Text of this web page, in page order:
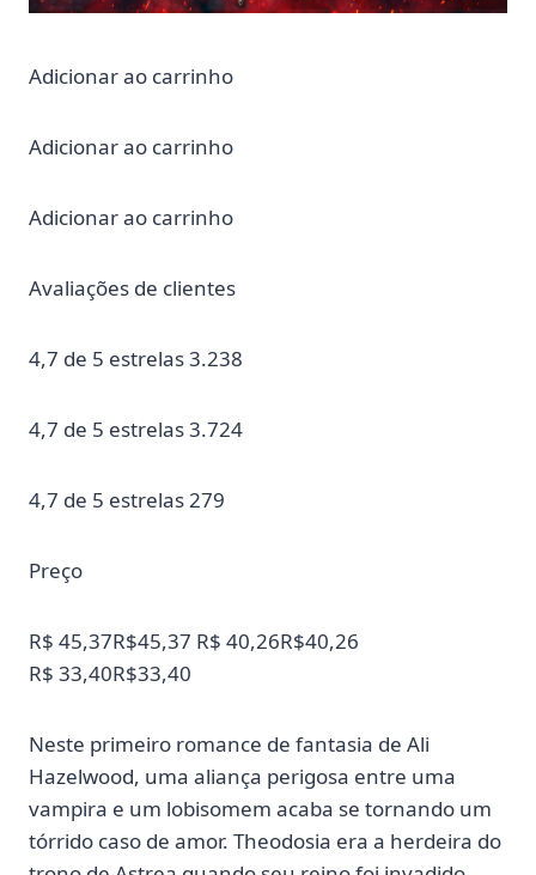
Adicionar ao carrinho
Adicionar ao carrinho
Adicionar ao carrinho
Avaliações de clientes
4,7 de 5 estrelas 3.238
4,7 de 5 estrelas 3.724
4,7 de 5 estrelas 279
Preço
R$ 45,37R$45,37 R$ 40,26R$40,26
R$ 33,40R$33,40
Neste primeiro romance de fantasia de Ali
Hazelwood, uma aliança perigosa entre uma
vampira e um lobisomem acaba se tornando um
tórrido caso de amor. Theodosia era a herdeira do